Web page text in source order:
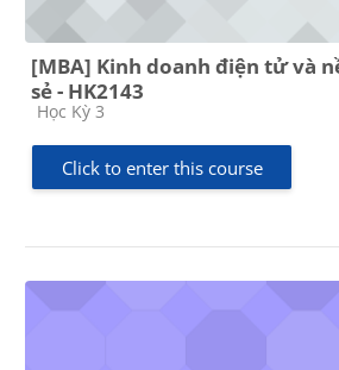
[MBA] Kinh doanh điện tử và
sẻ - HK2143
Course category
Học Kỳ 3
Click to enter this course